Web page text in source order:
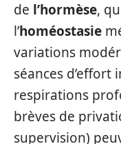
de l’hormèse,
l’homéostasie
variations
séances
respirations
brèves de
supervision)